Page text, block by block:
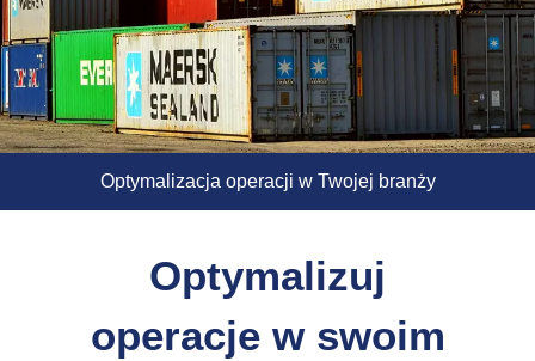
Optymalizacja operacji w Twojej branży
Optymalizuj
operacje w swoim